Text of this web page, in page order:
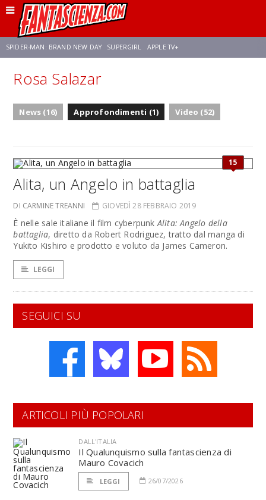
SPIDER-MAN: BRAND NEW DAY SUPERGIRL APPLE TV+
FRANCO RICCIARDIELLO ZENDAYA
Rosa Salazar
News (16) Approfondimenti (1) Video (52)
15
Alita, un Angelo in battaglia
DI CARMINE TREANNI GIOVEDÌ 28 FEBBRAIO 2019
È nelle sale italiane il film cyberpunkAlita: Angelo della
battaglia, diretto da Robert Rodriguez, tratto dal manga di
Yukito Kishiro e prodotto e voluto da James Cameron.
LEGGI
SEGUICI SU
ARTICOLI PIÙ POPOLARI
DALL'ITALIA
Il Qualunquismo sulla fantascienza di
Mauro Covacich
LEGGI 26/07/2026